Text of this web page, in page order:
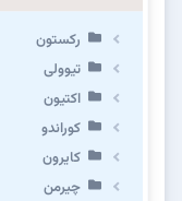
رکستون
تیوولی
اکتیون
کوراندو
کایرون
چیرمن